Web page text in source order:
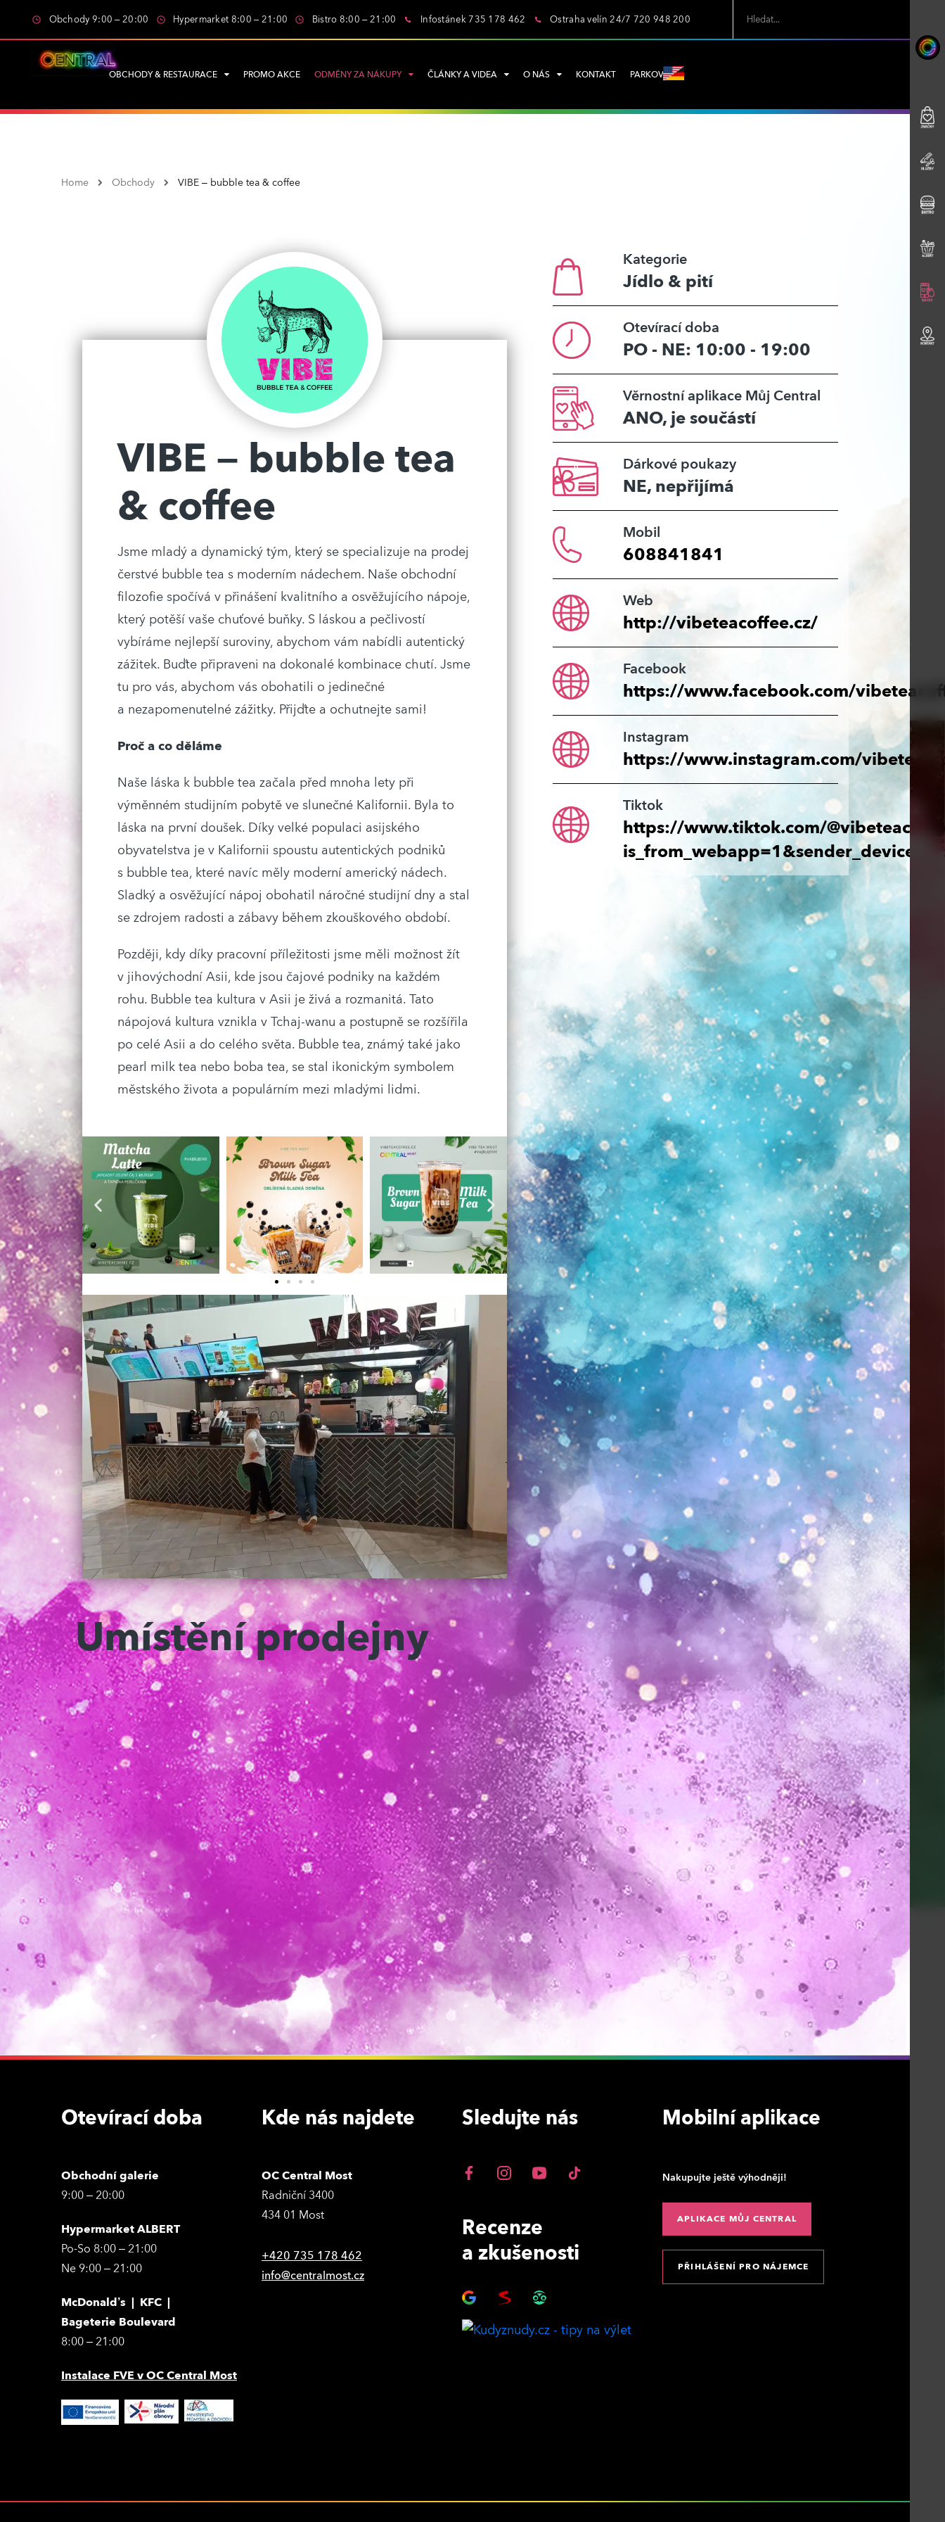
Obchody 9:00 – 20:00 Hypermarket 8:00 – 21:00 Bistro 8:00 – 21:00 Infostánek 735 178 462 Ostraha velín 24/7 720 948 200
OBCHODY & RESTAURACE PROMO AKCE ODMĚNY ZA NÁKUPY ČLÁNKY A VIDEA O NÁS KONTAKT PARKOVÁNÍ
Home Obchody VIBE – bubble tea & coffee
VIBE – bubble tea
& coffee
Jsme mladý a dynamický tým, který se specializuje na prodej
čerstvé bubble tea s moderním nádechem. Naše obchodní
filozofie spočívá v přinášení kvalitního a osvěžujícího nápoje,
který potěší vaše chuťové buňky. S láskou a pečlivostí
vybíráme nejlepší suroviny, abychom vám nabídli autentický
zážitek. Buďte připraveni na dokonalé kombinace chutí. Jsme
tu pro vás, abychom vás obohatili o jedinečné
a nezapomenutelné zážitky. Přijďte a ochutnejte sami!
Proč a co děláme
Naše láska k bubble tea začala před mnoha lety při
výměnném studijním pobytě ve slunečné Kalifornii. Byla to
láska na první doušek. Díky velké populaci asijského
obyvatelstva je v Kalifornii spoustu autentických podniků
s bubble tea, které navíc měly moderní americký nádech.
Sladký a osvěžující nápoj obohatil náročné studijní dny a stal
se zdrojem radosti a zábavy během zkouškového období.
Později, kdy díky pracovní příležitosti jsme měli možnost žít
v jihovýchodní Asii, kde jsou čajové podniky na každém
rohu. Bubble tea kultura v Asii je živá a rozmanitá. Tato
nápojová kultura vznikla v Tchaj-wanu a postupně se rozšířila
po celé Asii a do celého světa. Bubble tea, známý také jako
pearl milk tea nebo boba tea, se stal ikonickým symbolem
městského života a populárním mezi mladými lidmi.
Umístění prodejny
Kategorie
Jídlo & pití
Otevírací doba
PO - NE: 10:00 - 19:00
Věrnostní aplikace Můj Central
ANO, je součástí
Dárkové poukazy
NE, nepřijímá
Mobil
608841841
Web
http://vibeteacoffee.cz/
Facebook
https://www.facebook.com/
Instagram
https://www.instagram.com/
Tiktok
https://www.tiktok.com/
is_from_webapp=1&sender_device=pc
Otevírací doba
Obchodní galerie
9:00 – 20:00
Hypermarket ALBERT
Po-So 8:00 – 21:00
Ne 9:00 – 21:00
McDonald’s | KFC |
Bageterie Boulevard
8:00 – 21:00
Instalace FVE v OC Central Most
Kde nás najdete
OC Central Most
Radniční 3400
434 01 Most
+420 735 178 462
info@centralmost.cz
Sledujte nás
Recenze
a zkušenosti
Mobilní aplikace
Nakupujte ještě výhodněji!
APLIKACE MŮJ CENTRAL
PŘIHLÁŠENÍ PRO NÁJEMCE